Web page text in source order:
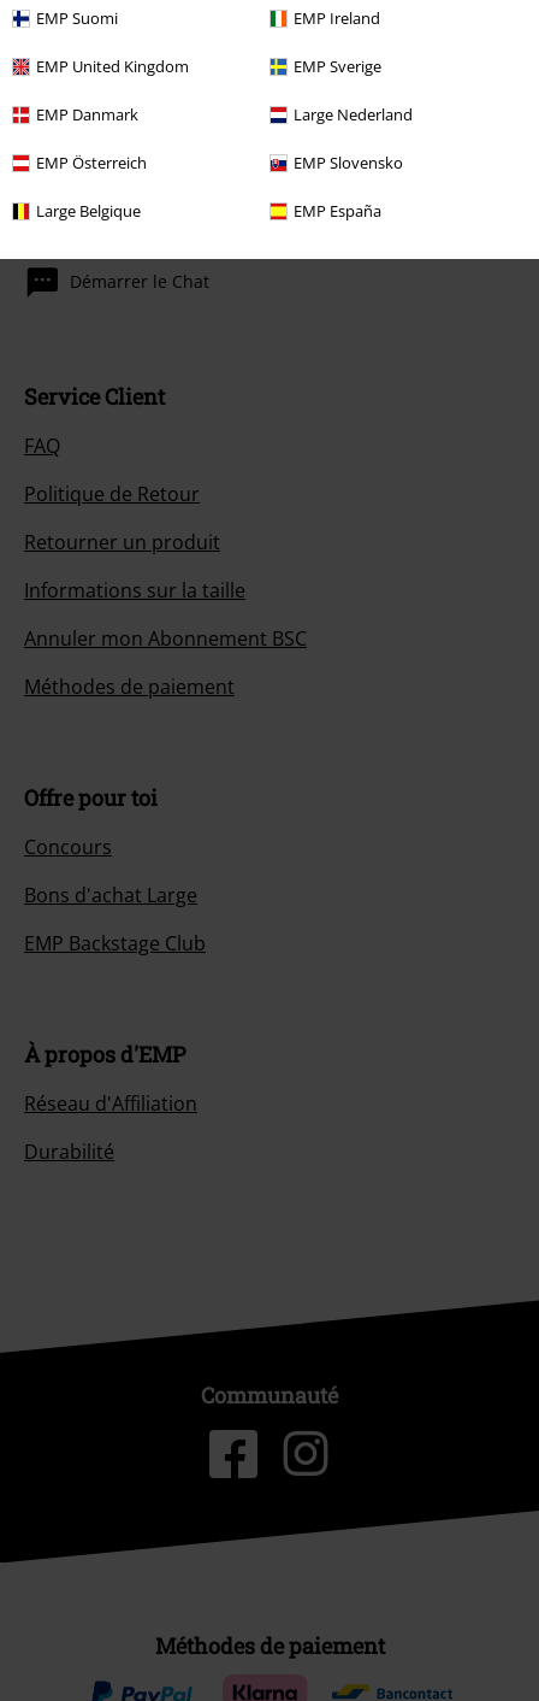
EMP Suomi EMP Ireland
EMP United Kingdom EMP Sverige
EMP Danmark Large Nederland
EMP Österreich EMP Slovensko
Large Belgique EMP España
dont le prix inclut un don.
Aujourdhui, notre Service-clients est disponible de 10:00 à 18:30.
Démarrer le Chat
Service Client
FAQ
Politique de Retour
Retourner un produit
Informations sur la taille
Annuler mon Abonnement BSC
Méthodes de paiement
Offre pour toi
Concours
Bons d'achat Large
EMP Backstage Club
À propos d'EMP
Réseau d'Affiliation
Durabilité
Communauté
Méthodes de paiement